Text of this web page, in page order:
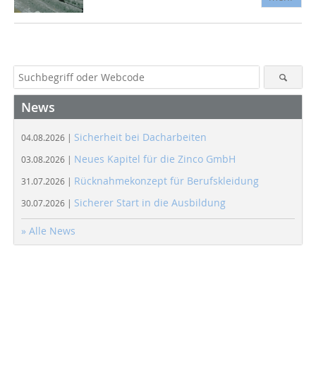
News
04.08.2026 | Sicherheit bei Dacharbeiten
03.08.2026 | Neues Kapitel für die Zinco GmbH
31.07.2026 | Rücknahmekonzept für Berufskleidung
30.07.2026 | Sicherer Start in die Ausbildung
» Alle News